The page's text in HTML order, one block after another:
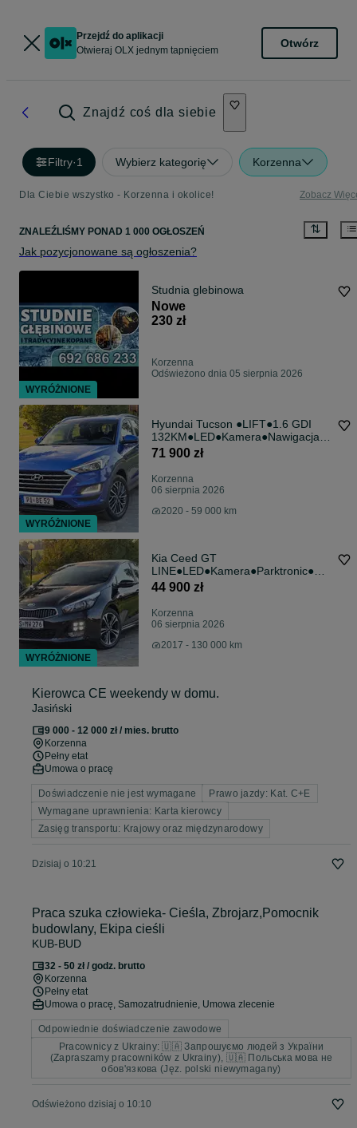
Przejdź do aplikacji
Otwieraj OLX jednym tapnięciem
Otwórz
Znajdź coś dla siebie
Filtry·1 Wybierz kategorię Korzenna
Dla Ciebie wszystko - Korzenna i okolice! Zobacz
ZNALEŹLIŚMY PONAD 1 000 OGŁOSZEŃ
Jak pozycjonowane są ogłoszenia?
Studnia glebinowa
Nowe
230 zł
Korzenna
Odświeżono dnia 05 sierpnia 2026
Hyundai Tucson ●LIFT●1.6 GDI
132KM●LED●Kamera●Nawigacja●
Parktronic
71 900 zł
Korzenna
06 sierpnia 2026
2020 - 59 000 km
Kia Ceed GT
LINE●LED●Kamera●Parktronic●Na
wigacja●Automat
44 900 zł
Korzenna
06 sierpnia 2026
2017 - 130 000 km
Kierowca CE weekendy w domu.
Jasiński
9 000 - 12 000 zł / mies. brutto
Korzenna
Pełny etat
Umowa o pracę
Doświadczenie nie jest wymagane
Prawo jazdy: Kat. C+E
Wymagane uprawnienia: Karta kierowcy
Zasięg transportu: Krajowy oraz międzynarodowy
Dzisiaj o 10:21
Praca szuka człowieka- Cieśla, Zbrojarz,Pomocnik
budowlany, Ekipa cieśli
KUB-BUD
32 - 50 zł / godz. brutto
Korzenna
Pełny etat
Umowa o pracę, Samozatrudnienie, Umowa zlecenie
Odpowiednie doświadczenie zawodowe
Pracownicy z Ukrainy: 🇺🇦 Запрошуємо людей з України
(Zapraszamy pracowników z Ukrainy), 🇺🇦 Польська мова не
обов'язкова (Jęz. polski niewymagany)
Odświeżono dzisiaj o 10:10
WYRÓŻNIONE
WYRÓŻNIONE
WYRÓŻNIONE